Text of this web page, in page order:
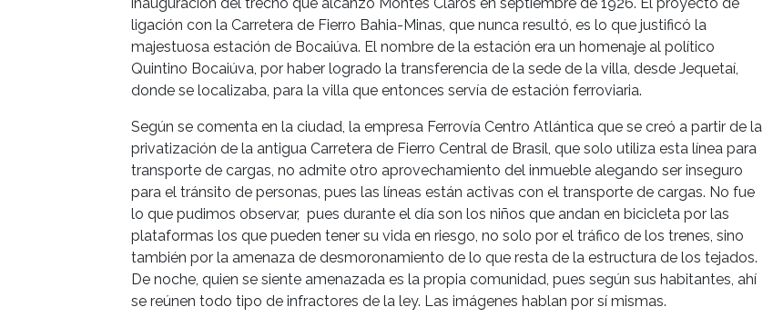
inauguración del trecho que alcanzó Montes Claros en septiembre de 1926. El proyecto de
ligación con la Carretera de Fierro Bahia-Minas, que nunca resultó, es lo que justificó la
majestuosa estación de Bocaiúva. El nombre de la estación era un homenaje al político
Quintino Bocaiúva, por haber logrado la transferencia de la sede de la villa, desde Jequetaí,
donde se localizaba, para la villa que entonces servía de estación ferroviaria.
Según se comenta en la ciudad, la empresa Ferrovía Centro Atlántica que se creó a partir de la
privatización de la antigua Carretera de Fierro Central de Brasil, que solo utiliza esta línea para
transporte de cargas, no admite otro aprovechamiento del inmueble alegando ser inseguro
para el tránsito de personas, pues las líneas están activas con el transporte de cargas. No fue
lo que pudimos observar, pues durante el día son los niños que andan en bicicleta por las
plataformas los que pueden tener su vida en riesgo, no solo por el tráfico de los trenes, sino
también por la amenaza de desmoronamiento de lo que resta de la estructura de los tejados.
De noche, quien se siente amenazada es la propia comunidad, pues según sus habitantes, ahí
se reúnen todo tipo de infractores de la ley. Las imágenes hablan por sí mismas.